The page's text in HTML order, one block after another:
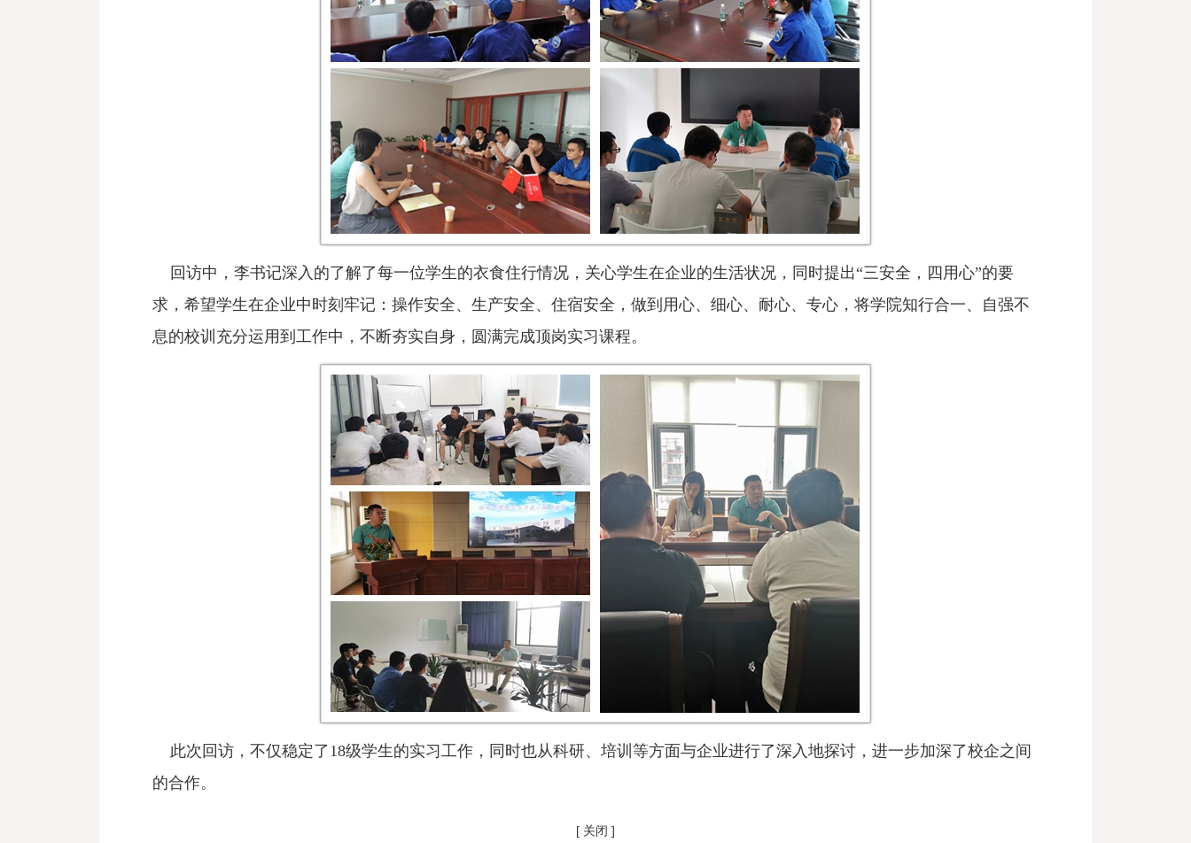
回访中，李书记深入的了解了每一位学生的衣食住行情况，关心学生在企业的生活状况，同时提出“三安全，四用心”的要
求，希望学生在企业中时刻牢记：操作安全、生产安全、住宿安全，做到用心、细心、耐心、专心，将学院知行合一、自强不
息的校训充分运用到工作中，不断夯实自身，圆满完成顶岗实习课程。
此次回访，不仅稳定了18级学生的实习工作，同时也从科研、培训等方面与企业进行了深入地探讨，进一步加深了校企之间
的合作。
[ 关闭 ]